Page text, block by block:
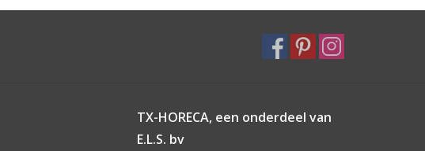
TX-HORECA, een onderdeel van
E.L.S. bv